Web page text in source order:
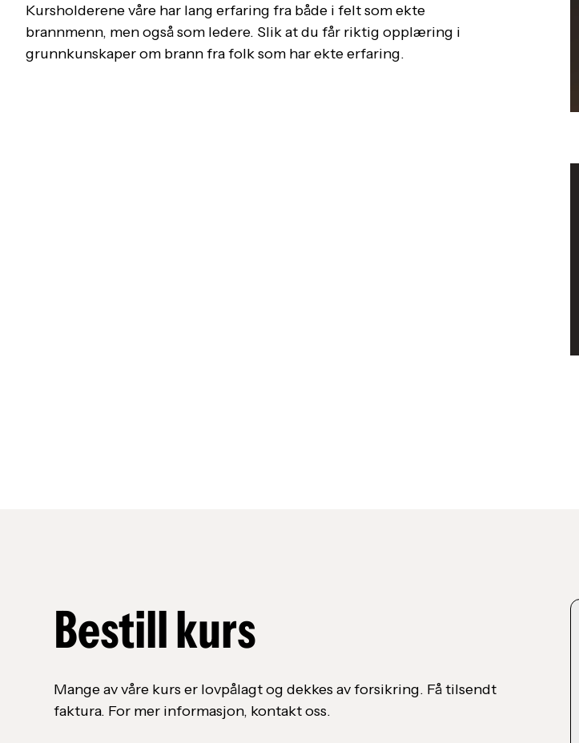
Kursholderene våre har lang erfaring fra både i felt som ekte
brannmenn, men også som ledere. Slik at du får riktig opplæring i
grunnkunskaper om brann fra folk som har ekte erfaring.
Bestill kurs
Mange av våre kurs er lovpålagt og dekkes av forsikring. Få tilsendt
faktura. For mer informasjon, kontakt oss.